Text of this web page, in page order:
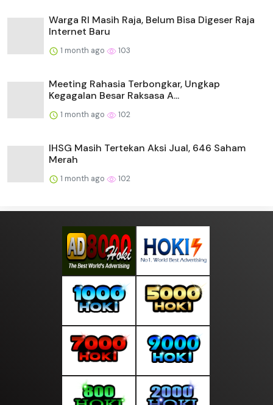
Warga RI Masih Raja, Belum Bisa Digeser Raja
Internet Baru
1 month ago 103
Meeting Rahasia Terbongkar, Ungkap
Kegagalan Besar Raksasa A...
1 month ago 102
IHSG Masih Tertekan Aksi Jual, 646 Saham
Merah
1 month ago 102